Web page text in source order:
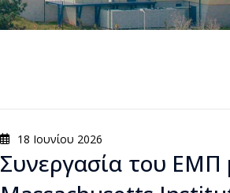
18 Ιουνίου 2026
Συνεργασία του ΕΜΠ